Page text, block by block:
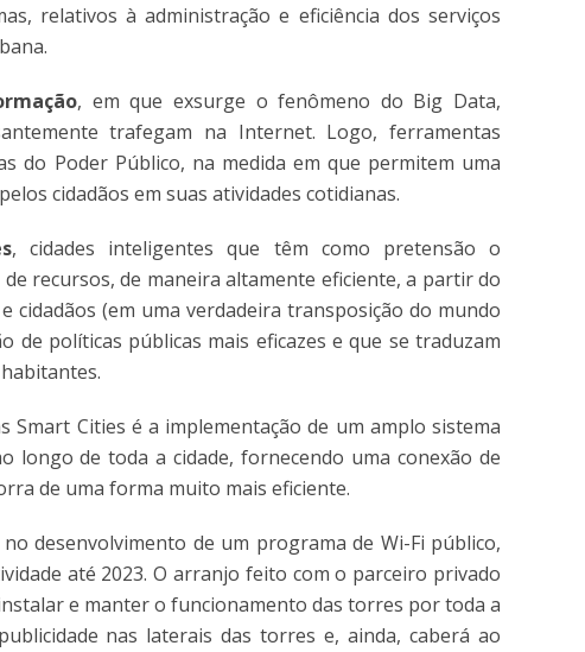
relativos à administração e eficiência dos serviços
, em que exsurge o fenômeno do Big Data,
trafegam na Internet. Logo, ferramentas
do Poder Público, na medida em que permitem uma
cidadãos em suas atividades cotidianas.
, cidades inteligentes que têm como pretensão o
recursos, de maneira altamente eficiente, a partir do
cidadãos (em uma verdadeira transposição do mundo
políticas públicas mais eficazes e que se traduzam
Cities é a implementação de um amplo sistema
longo de toda a cidade, fornecendo uma conexão de
de uma forma muito mais eficiente.
desenvolvimento de um programa de Wi-Fi público,
até 2023. O arranjo feito com o parceiro privado
e manter o funcionamento das torres por toda a
nas laterais das torres e, ainda, caberá ao